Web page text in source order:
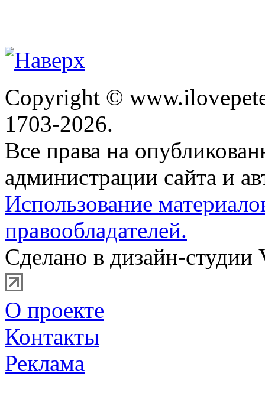
Copyright ©
1703-2026.
Все права на
администрации сайта и
Использование
правообладателей.
Сделано в дизайн-студии
О проекте
Контакты
Реклама